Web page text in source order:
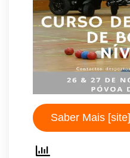
Saber Mais [site]